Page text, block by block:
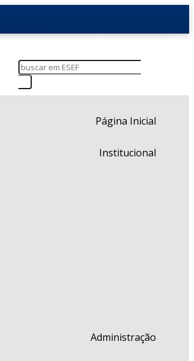
Página Inicial
Institucional
Administração